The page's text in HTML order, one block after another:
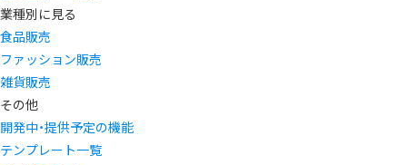
業種別に見る
食品販売
ファッション販売
雑貨販売
その他
開発中・提供予定の機能
テンプレート一覧